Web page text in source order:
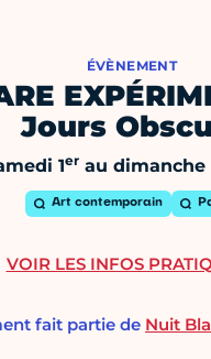
ÉVÈNEMENT
Jours
1er au dimanche
Art contemporain
fait partie de Nuit
VOIR LES INFOS